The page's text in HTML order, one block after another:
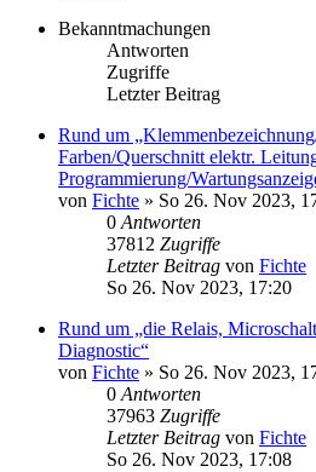
Bekanntmachungen
Antworten
Zugriffe
Letzter Beitrag
Rund um
Farben/Querschnitt elektr.
Programmierung/
von Fichte » So 26. Nov 2023,
0Antworten
37812 Zugriffe
Letzter Beitrag von Fichte
So 26. Nov 2023, 17:20
Rund um „die Relais,
Diagnostic“
von Fichte » So 26. Nov 2023,
0Antworten
37963 Zugriffe
Letzter Beitrag von Fichte
So 26. Nov 2023, 17:08